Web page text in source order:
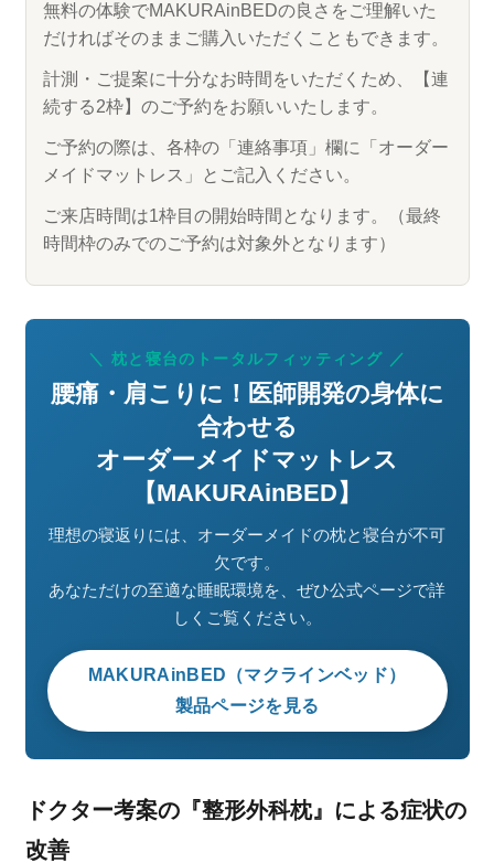
無料の体験でMAKURAinBEDの良さをご理解いた
だければそのままご購入いただくこともできます。
計測・ご提案に十分なお時間をいただくため、【連
続する2枠】のご予約をお願いいたします。
ご予約の際は、各枠の「連絡事項」欄に「オーダー
メイドマットレス」とご記入ください。
ご来店時間は1枠目の開始時間となります。（最終
時間枠のみでのご予約は対象外となります）
＼ 枕と寝台のトータルフィッティング ／
腰痛・肩こりに！医師開発の身体に
合わせる
オーダーメイドマットレス
【MAKURAinBED】
理想の寝返りには、オーダーメイドの枕と寝台が不可
欠です。
あなただけの至適な睡眠環境を、ぜひ公式ページで詳
しくご覧ください。
MAKURAinBED（マクラインベッド）
製品ページを見る
ドクター考案の『整形外科枕』による症状の
改善